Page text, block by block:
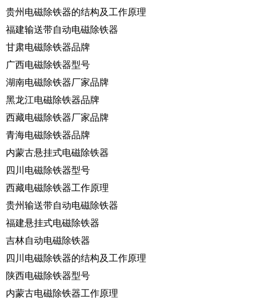
贵州电磁除铁器的结构及工作原理
福建输送带自动电磁除铁器
甘肃电磁除铁器品牌
广西电磁除铁器型号
湖南电磁除铁器厂家品牌
黑龙江电磁除铁器品牌
西藏电磁除铁器厂家品牌
青海电磁除铁器品牌
内蒙古悬挂式电磁除铁器
四川电磁除铁器型号
西藏电磁除铁器工作原理
贵州输送带自动电磁除铁器
福建悬挂式电磁除铁器
吉林自动电磁除铁器
四川电磁除铁器的结构及工作原理
陕西电磁除铁器型号
内蒙古电磁除铁器工作原理